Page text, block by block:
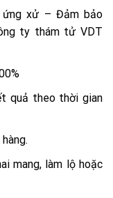
ứng xử – Đảm bảo
ty thám tử VDT
quả theo thời gian
mang, làm lộ hoặc